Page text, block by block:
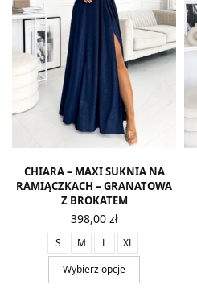
CHIARA – MAXI SUKNIA NA
RAMIĄCZKACH – GRANATOWA
Z BROKATEM
398,00 zł
S M L
XL
Wybierz opcje